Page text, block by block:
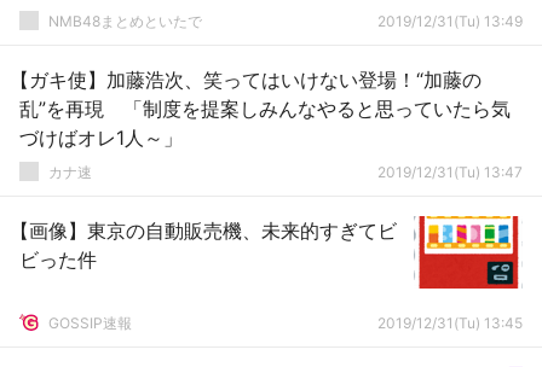
NMB48まとめといたで 2019/12/31(Tu) 13:49
【ガキ使】加藤浩次、笑ってはいけない登場！“加藤の
乱”を再現 「制度を提案しみんなやると思っていたら気
づけばオレ1人～」
カナ速 2019/12/31(Tu) 13:47
【画像】東京の自動販売機、未来的すぎてビ
ビった件
GOSSIP速報 2019/12/31(Tu) 13:45